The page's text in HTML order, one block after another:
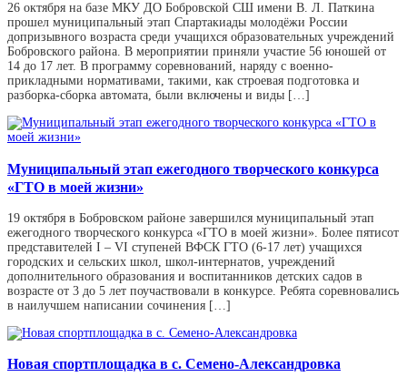
26 октября на базе МКУ ДО Бобровской СШ имени В. Л. Паткина
прошел муниципальный этап Спартакиады молодёжи России
допризывного возраста среди учащихся образовательных учреждений
Бобровского района. В мероприятии приняли участие 56 юношей от
14 до 17 лет. В программу соревнований, наряду с военно-
прикладными нормативами, такими, как строевая подготовка и
разборка-сборка автомата, были включены и виды […]
Муниципальный этап ежегодного творческого конкурса
«ГТО в моей жизни»
19 октября в Бобровском районе завершился муниципальный этап
ежегодного творческого конкурса «ГТО в моей жизни». Более пятисот
представителей I – VI ступеней ВФСК ГТО (6-17 лет) учащихся
городских и сельских школ, школ-интернатов, учреждений
дополнительного образования и воспитанников детских садов в
возрасте от 3 до 5 лет поучаствовали в конкурсе. Ребята соревновались
в наилучшем написании сочинения […]
Новая спортплощадка в с. Семено-Александровка